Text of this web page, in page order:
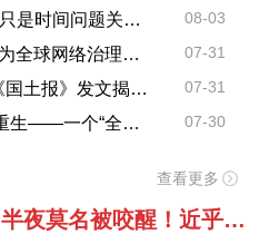
美国专栏作家：“神韵”受审查只是时间问题关卫东认罪牵出与《大纪元时报》资金链条 08-03
“全能神”邪教AI跨国渗透加剧为全球网络治理敲响警钟 07-31
中国驻以色列使馆发言人就《国土报》发文揭露“法轮功”邪教本质答记者问 07-31
倾情帮扶稳就业 用心感化迎重生——一个“全能神”人员的重生 07-30
查看更多
半夜莫名被咬醒！近乎绝迹的小虫为何再度现身？